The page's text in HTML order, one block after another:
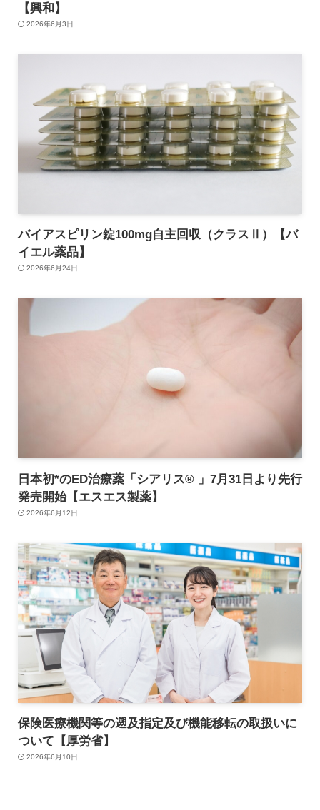
【興和】
2026年6月3日
バイアスピリン錠100mg自主回収（クラスⅡ）【バ
イエル薬品】
2026年6月24日
日本初*のED治療薬「シアリス® 」7月31日より先行
発売開始【エスエス製薬】
2026年6月12日
保険医療機関等の遡及指定及び機能移転の取扱いに
ついて【厚労省】
2026年6月10日